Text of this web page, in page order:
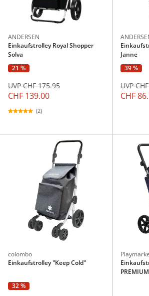
ANDERSEN
Einkaufstrolley Royal Shopper
Solva
21 %
CHF 139.00
UVP CHF 175.95
(2)
Janne
39 %
CHF
UVP
colombo
Einkaufstrolley "Keep Cold"
32 %